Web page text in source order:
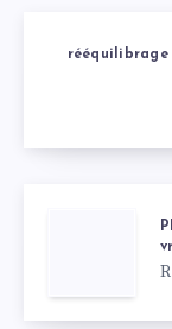
rééquilibrage